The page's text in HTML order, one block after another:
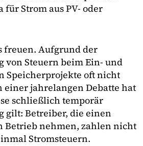
für Strom aus PV- oder
freuen. Aufgrund der
von Steuern beim Ein- und
Speicherprojekte oft nicht
jahrelangen Debatte hat
schließlich temporär
gilt: Betreiber, die einen
Betrieb nehmen, zahlen nicht
Stromsteuern.